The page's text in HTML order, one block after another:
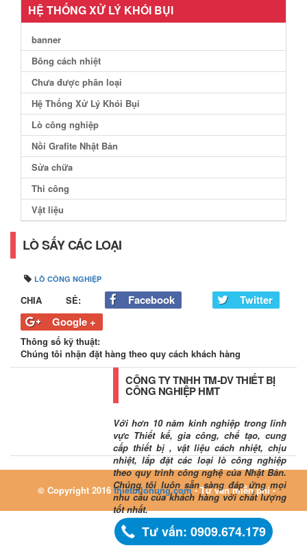
HỆ THỐNG XỬ LÝ KHÓI BỤI
banner
Bông cách nhiệt
Chưa được phân loại
Hệ Thống Xử Lý Khói Bụi
Lò công nghiệp
Nồi Grafite Nhật Bản
Sửa chữa
Thi công
Vật liệu
LÒ SẤY CÁC LOẠI
LÒ CÔNG NGHIỆP
CHIA SẺ: Facebook
Twitter
Google +
Thông số kỹ thuật:
Chúng tôi nhận đặt hàng theo quy cách khách hàng
CÔNG TY TNHH TM-DV THIẾT BỊ
CÔNG NGHIỆP HMT
Với hơn 10 năm kinh nghiệp trong lĩnh
vực Thiết kế, gia công, chế tạo, cung
cấp thiết bị , vật liệu cách nhiệt, chịu
nhiệt, lắp đặt các loại lò công nghiệp
theo quy trình công nghệ của Nhật Bản.
Chúng tôi luôn sẵn sàng đáp ứng mọi
nhu cầu của khách hàng với chất lượng
tốt nhất.
© Copyright 2016 thietbilonung.com- Tư vấn miễn phí -
0909.674.179 - 0363.036.179Tư vấn: 0909.674.179